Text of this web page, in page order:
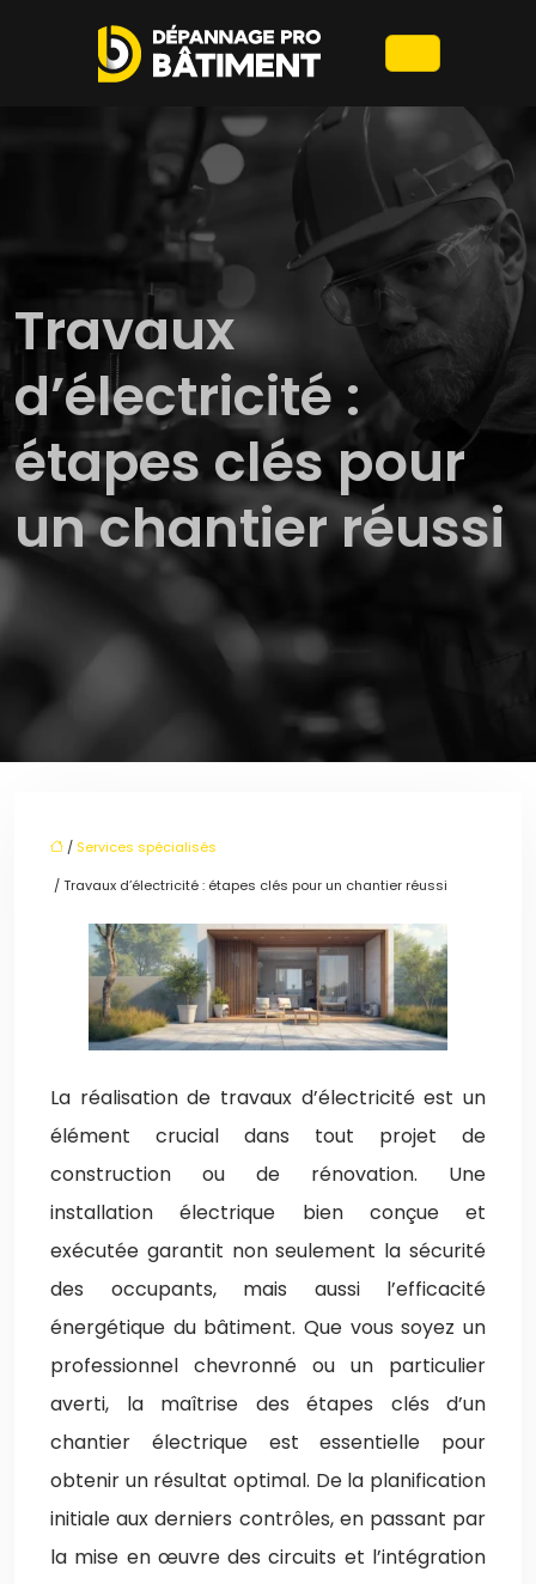
Travaux
d’électricité :
étapes clés pour
un chantier réussi
/ Services spécialisés
/ Travaux d’électricité : étapes clés pour un chantier réussi
La réalisation de travaux d’électricité est un
élément crucial dans tout projet de
construction ou de rénovation. Une
installation électrique bien conçue et
exécutée garantit non seulement la sécurité
des occupants, mais aussi l’efficacité
énergétique du bâtiment. Que vous soyez un
professionnel chevronné ou un particulier
averti, la maîtrise des étapes clés d’un
chantier électrique est essentielle pour
obtenir un résultat optimal. De la planification
initiale aux derniers contrôles, en passant par
la mise en œuvre des circuits et l’intégration